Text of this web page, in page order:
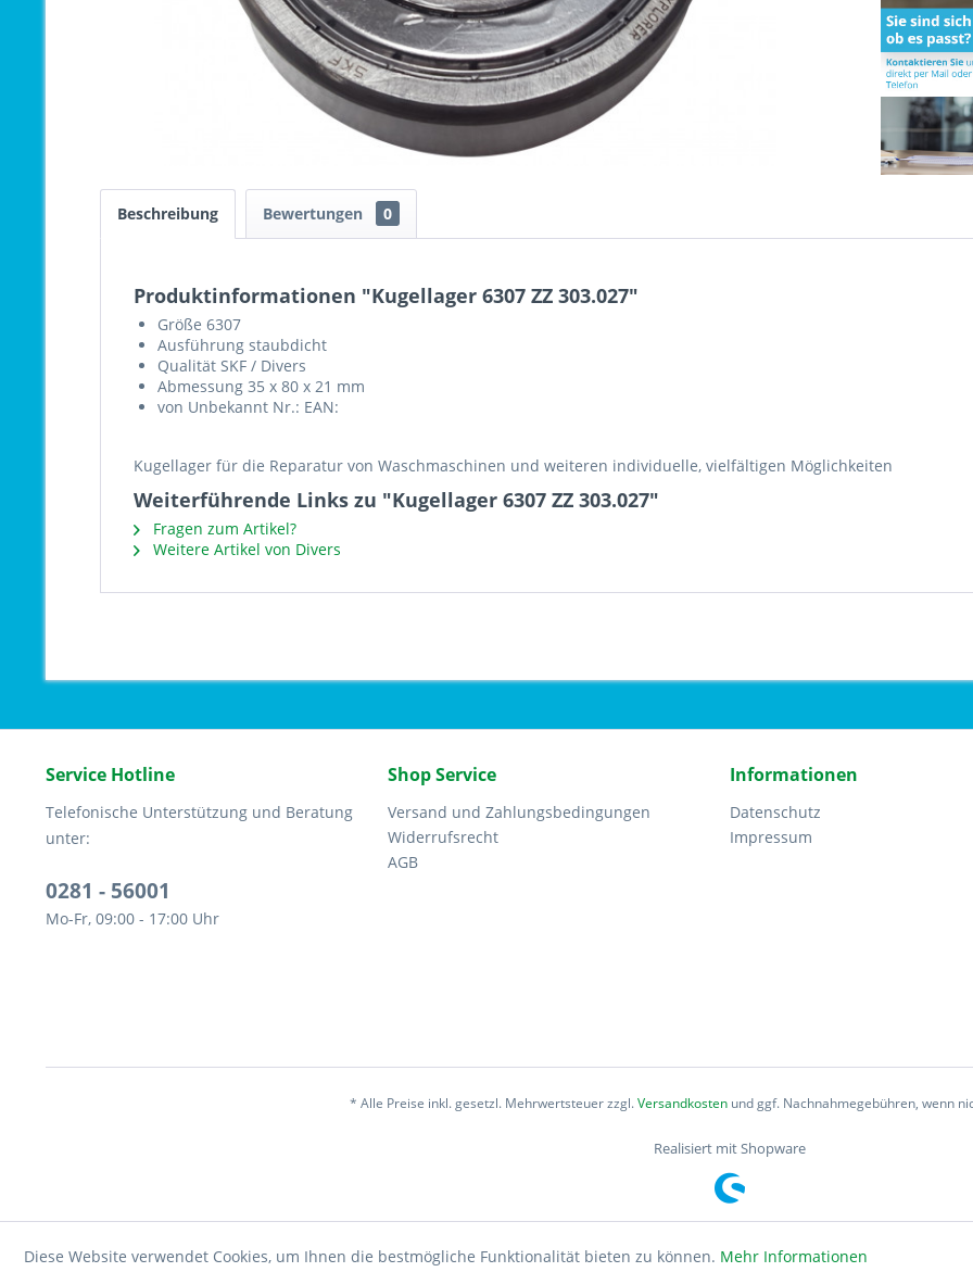
Beschreibung Bewertungen 0
Produktinformationen "Kugellager 6307 ZZ 303.027"
Größe 6307
Ausführung staubdicht
Qualität SKF / Divers
Abmessung 35 x 80 x 21 mm
von Unbekannt Nr.: EAN:
Kugellager für die Reparatur von Waschmaschinen und weiteren individuelle, vielfältigen Möglichkeiten
Weiterführende Links zu "Kugellager 6307 ZZ 303.027"
Fragen zum Artikel?
Weitere Artikel von Divers
Service Hotline
Telefonische Unterstützung und Beratung
unter:
0281 - 56001
Mo-Fr, 09:00 - 17:00 Uhr
Shop Service
Versand und Zahlungsbedingungen
Widerrufsrecht
AGB
Informationen
Datenschutz
Impressum
* Alle Preise inkl. gesetzl. Mehrwertsteuer zzgl.Versandkostenund ggf. Nachnahmegebühren, wenn
Realisiert mit Shopware
Diese Website verwendet Cookies, um Ihnen die bestmögliche Funktionalität bieten zu können. Mehr Informationen